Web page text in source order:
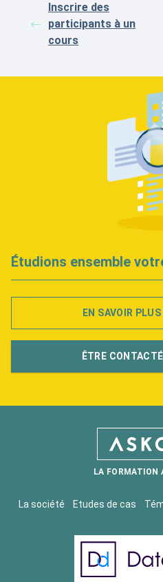
Inscrire des
participants à un
cours
Étudions ensemble
EN SAVOIR
ÊTRE
LA FORMATION
La société Etudes de cas